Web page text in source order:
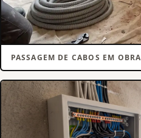
PASSAGEM DE CABOS EM OBRA